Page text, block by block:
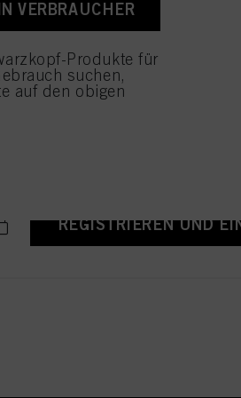
REGISTRIEREN UND
REGISTRIEREN UND
REGISTRIEREN UND
VERBRAUCHER
Produkte für
suchen,
auf den obigen
Zukunft widerrufen,
Link befindet. Weitere
detaillierten
von Cookies
klicken,
Zwecke zu. Wenn